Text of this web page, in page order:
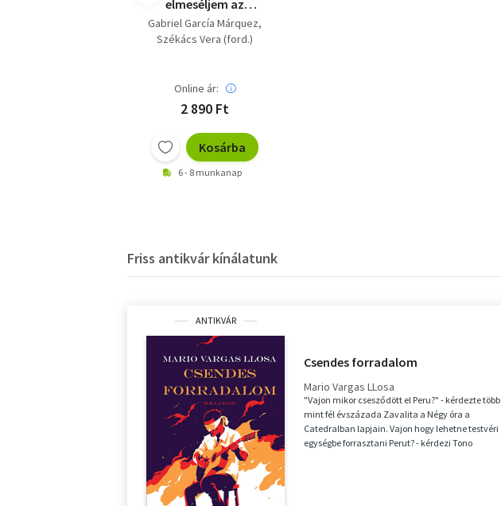
elmeséljem az
életemet (Vivir para
contarla) - Székács
Gabriel García Márquez
Székács Vera (ford.)
Online ár:
2 890 Ft
Kosárba
6 - 8 munkanap
Friss antikvár kínálatunk
ANTIKVÁR
Csendes forradalom
Mario Vargas LLosa
"Vajon mikor csesződött el Peru?" - kérdezte több
mint fél évszázada Zavalita a Négy óra a
Catedralban lapjain. Vajon hogy lehetne testvéri
egységbe forrasztani Perut? - kérdezi Tono